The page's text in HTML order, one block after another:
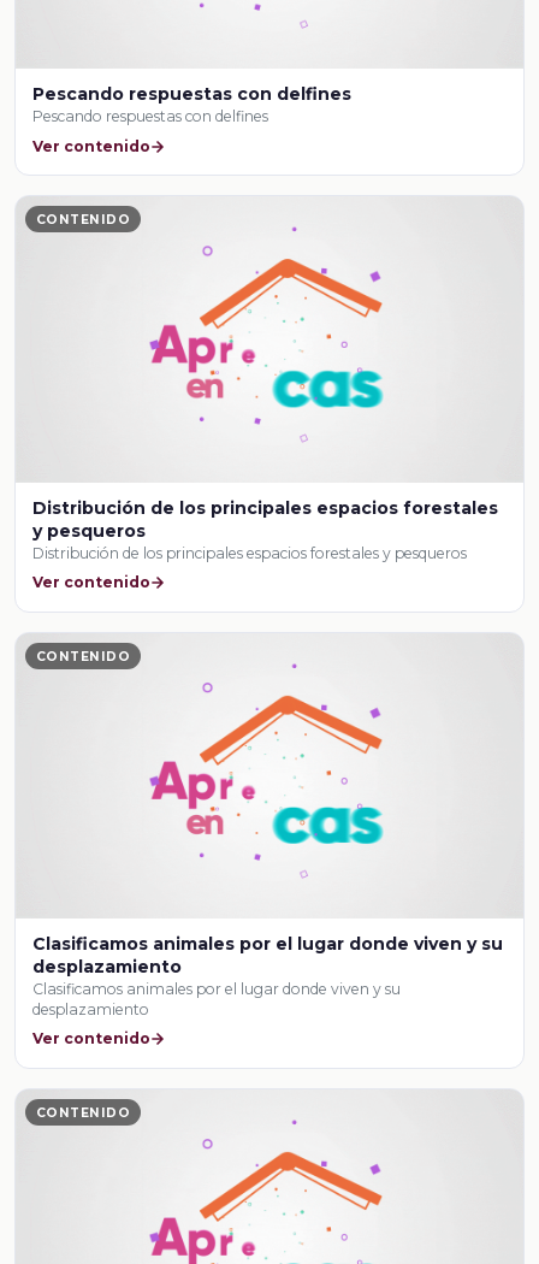
Pescando respuestas con delfines
Pescando respuestas con delfines
Ver contenido
CONTENIDO
Distribución de los principales espacios forestales
y pesqueros
Distribución de los principales espacios forestales y pesqueros
Ver contenido
CONTENIDO
Clasificamos animales por el lugar donde viven y su
desplazamiento
Clasificamos animales por el lugar donde viven y su
desplazamiento
Ver contenido
CONTENIDO